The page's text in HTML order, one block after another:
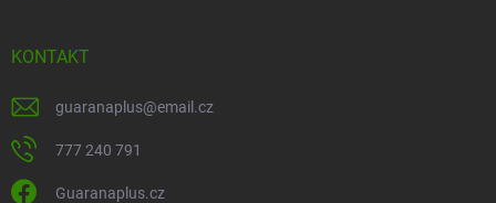
KONTAKT
guaranaplus@email.cz
777 240 791
Guaranaplus.cz